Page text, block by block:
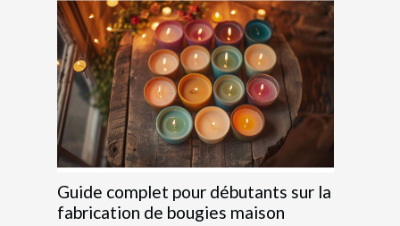
Guide complet pour débutants sur la
fabrication de bougies maison